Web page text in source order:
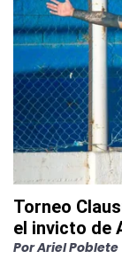
Torneo
el invicto de
PorAriel Poblete